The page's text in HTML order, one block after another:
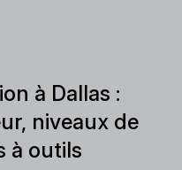
à Dallas :
niveaux de
à outils